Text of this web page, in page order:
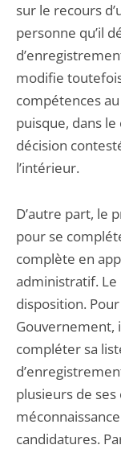
sur le recours
personne qu’il
modifie
compétences
puisque, dans
décision
l’intérieur.
D’autre part, le
pour se
complète en
administratif. Le
disposition.
Gouvernement,
compléter sa
plusieurs de ses
candidatures.